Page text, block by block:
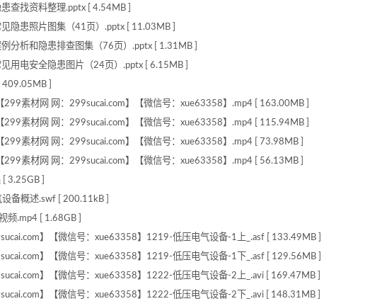
找资料整理.pptx [ 4.54MB ]
患照片图集（41页）.pptx [ 11.03MB ]
析和隐患排查图集（76页）.pptx [ 1.31MB ]
电安全隐患图片（24页）.pptx [ 6.15MB ]
]
素材网 网：299sucai.com】【微信号：xue63358】.mp4 [ 163.00MB ]
素材网 网：299sucai.com】【微信号：xue63358】.mp4 [ 115.94MB ]
素材网 网：299sucai.com】【微信号：xue63358】.mp4 [ 73.98MB ]
素材网 网：299sucai.com】【微信号：xue63358】.mp4 [ 56.13MB ]
3.25GB ]
备概述.swf [ 200.11kB ]
.mp4 [ 1.68GB ]
】【微信号：xue63358】1219-低压电气设备-1上_.asf [ 133.49MB ]
】【微信号：xue63358】1219-低压电气设备-1下_.asf [ 129.56MB ]
】【微信号：xue63358】1222-低压电气设备-2上_.avi [ 169.47MB ]
】【微信号：xue63358】1222-低压电气设备-2下_.avi [ 148.31MB ]